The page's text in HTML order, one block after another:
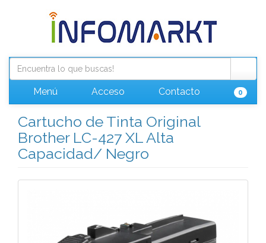
Menú Acceso Contacto 0
Cartucho de Tinta Original
Brother LC-427 XL Alta
Capacidad/ Negro